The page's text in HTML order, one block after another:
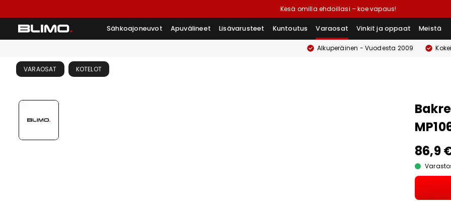
Kesä omilla ehdoillasi – koe vapaus!
Sähkoajoneuvot Apuvälineet Lisävarusteet Kuntoutus Varaosat Vinkit ja oppaat Meistä
Alkuperäinen - Vuodesta 2009
VARAOSAT KOTELOT
86,9